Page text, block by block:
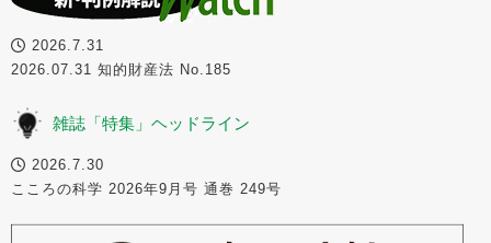
2026.7.31
2026.07.31 知的財産法 No.185
雑誌「特集」ヘッドライン
2026.7.30
こころの科学 2026年9月号 通巻 249号